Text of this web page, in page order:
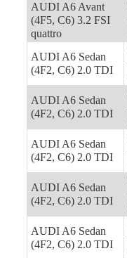
AUDI A6 Avant
(4F5, C6) 3.2 FSI
quattro
AUDI A6 Sedan
(4F2, C6) 2.0 TDI
AUDI A6 Sedan
(4F2, C6) 2.0 TDI
AUDI A6 Sedan
(4F2, C6) 2.0 TDI
AUDI A6 Sedan
(4F2, C6) 2.0 TDI
AUDI A6 Sedan
(4F2, C6) 2.0 TDI